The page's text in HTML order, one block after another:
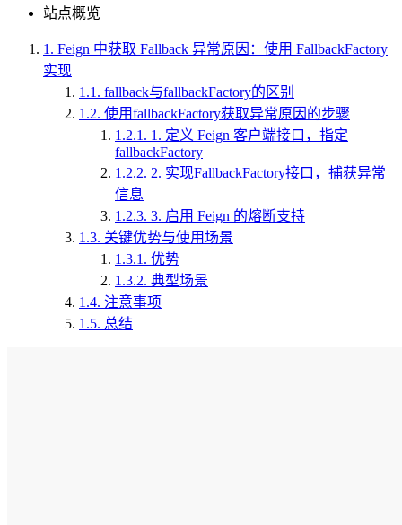
站点概览
1. Feign 中获取 Fallback 异常原因：使用 FallbackFactory
实现
1.1. fallback与fallbackFactory的区别
1.2. 使用fallbackFactory获取异常原因的步骤
1.2.1. 1. 定义 Feign 客户端接口，指定
fallbackFactory
1.2.2. 2. 实现FallbackFactory接口，捕获异常
信息
1.2.3. 3. 启用 Feign 的熔断支持
1.3. 关键优势与使用场景
1.3.1. 优势
1.3.2. 典型场景
1.4. 注意事项
1.5. 总结